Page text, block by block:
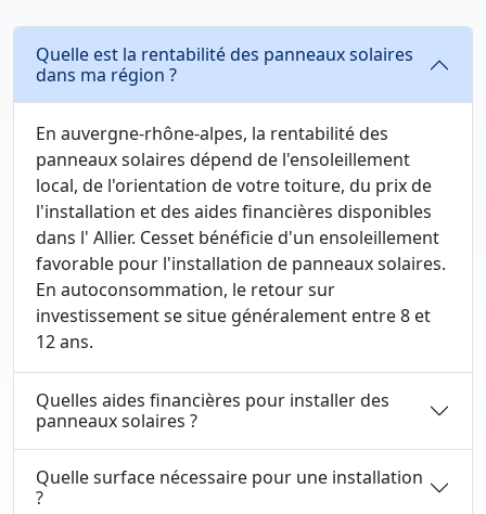
Quelle est la rentabilité des panneaux solaires
dans ma région ?
En auvergne-rhône-alpes, la rentabilité des
panneaux solaires dépend de l'ensoleillement
local, de l'orientation de votre toiture, du prix de
l'installation et des aides financières disponibles
dans l' Allier. Cesset bénéficie d'un ensoleillement
favorable pour l'installation de panneaux solaires.
En autoconsommation, le retour sur
investissement se situe généralement entre 8 et
12 ans.
Quelles aides financières pour installer des
panneaux solaires ?
Quelle surface nécessaire pour une installation
?